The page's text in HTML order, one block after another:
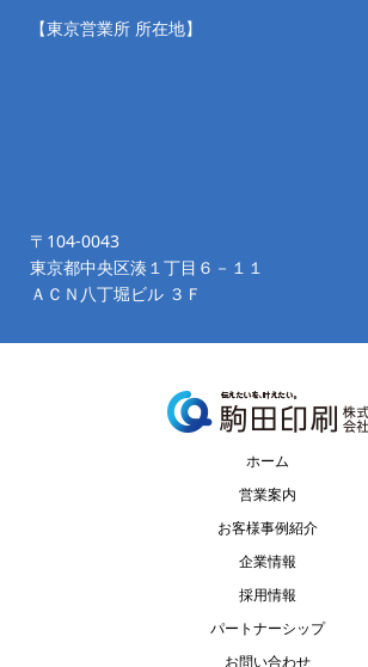
【東京営業所 所在地】
〒104-0043
東京都中央区湊１丁目６－１１
ＡＣＮ八丁堀ビル ３Ｆ
ホーム
営業案内
お客様事例紹介
企業情報
採用情報
パートナーシップ
お問い合わせ